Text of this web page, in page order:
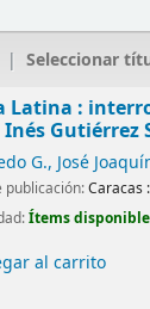
Seleccionar
Latina :
Gutiérrez
G., José
publicación:Caracas :
Ítems
al carrito